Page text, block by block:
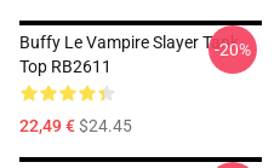
Buffy Le Vampire Slayer Tank
Top RB2611
22,49 €$24.45
-20%